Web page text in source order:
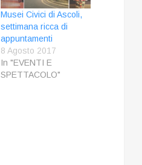
Musei Civici di Ascoli,
settimana ricca di
appuntamenti
8 Agosto 2017
In "EVENTI E
SPETTACOLO"